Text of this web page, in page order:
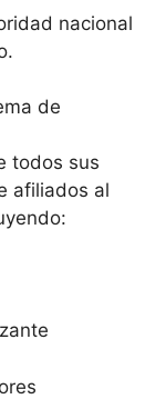
nacional
de
todos sus
afiliados al